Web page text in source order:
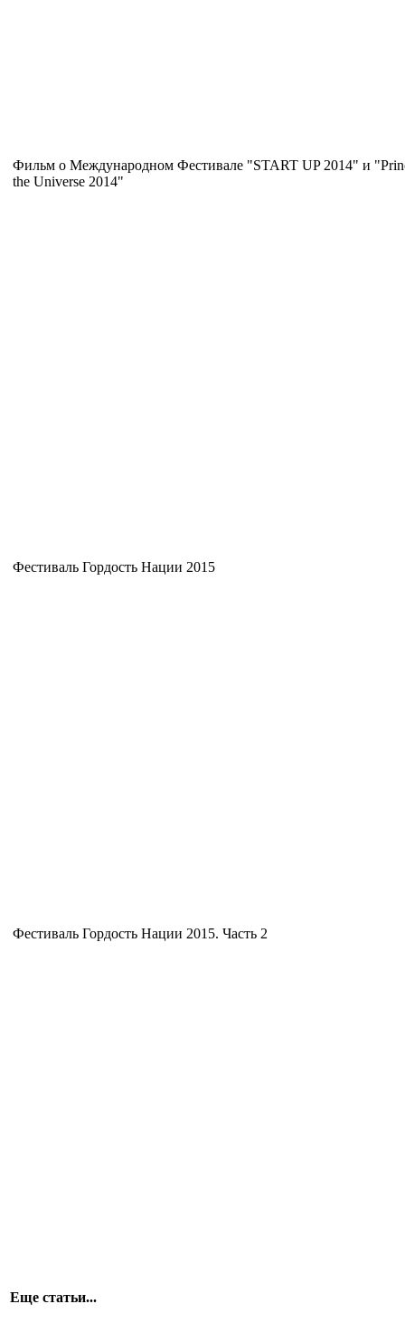
Фильм о Международном Фестивале "START UP 2014" и
the Universe 2014"
Фестиваль Гордость Нации 2015
Фестиваль Гордость Нации 2015. Часть 2
Еще статьи...